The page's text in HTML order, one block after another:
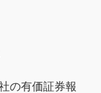
の有価証券報